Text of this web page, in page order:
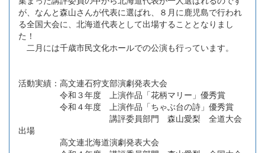
が、なんと森山さんが代表に選ばれ、８月に鹿児島で行われ
る全国大会に、北海道代表として出場することとなりまし
た！
二月には千歳市民文化ホールでの公演も行っています。
活動実績：高文連石狩支部演劇発表大会
令和３年度 上演作品「花柄マリー」優秀賞
令和４年度 上演作品「ちゃぶ台の詩」優秀賞
講評委員部門 森山愛梨 全道大会
出場
高文連北海道演劇発表大会